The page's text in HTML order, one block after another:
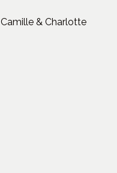
Camille & Charlotte